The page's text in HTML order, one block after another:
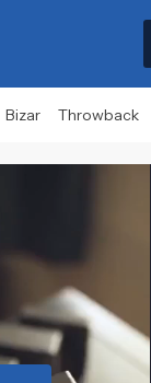
Bizar Throwback